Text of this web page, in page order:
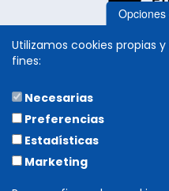
Utilizamos cookies propias
fines:
Necesarias
Preferencias
Estadísticas
Marketing